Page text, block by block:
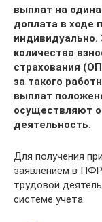
выплат на
доплата в ходе
индивидуально.
количества
страхования
за такого
выплат
осуществляют
деятельность.
Для получения
заявлением в
трудовой
системе учета: